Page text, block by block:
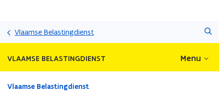
gaan
Vlaamse Belastingdienst
VLAAMSE BELASTINGDIENST Menu
Gedaan
Vlaamse Belastingdienst